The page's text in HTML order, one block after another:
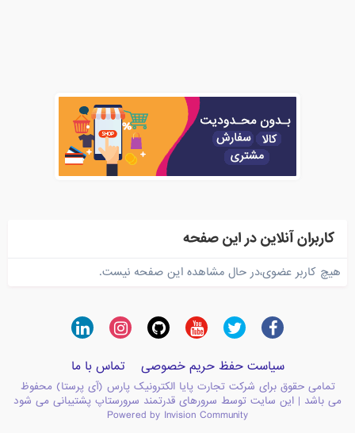
کاربران آنلاین در این صفحه
هیچ کاربر عضوی،در حال مشاهده این صفحه نیست.
سیاست حفظ حریم خصوصی تماس با ما
تمامی حقوق برای شرکت تجارت پایا الکترونیک پارس (آی پرستا) محفوظ
می باشد | این سایت توسط سرورهای قدرتمند سرورستاپ پشتیبانی می شود
Powered by Invision Community